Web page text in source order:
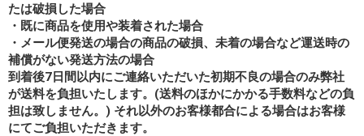
たは破損した場合
・既に商品を使用や装着された場合
・メール便発送の場合の商品の破損、未着の場合など運送時の
補償がない発送方法の場合
到着後7日間以内にご連絡いただいた初期不良の場合のみ弊社
が送料を負担いたします。(送料のほかにかかる手数料などの負
担は致しません。) それ以外のお客様都合による場合はお客様
にてご負担いただきます。